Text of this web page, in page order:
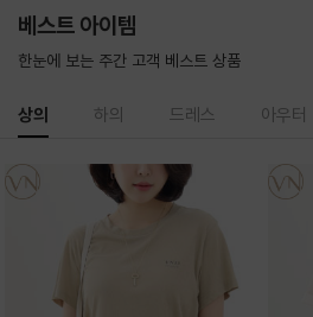
베스트 아이템
한눈에 보는 주간 고객 베스트 상품
상의 하의 드레스 아우터